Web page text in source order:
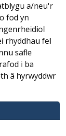
a/neu'r
fod yn
rhyddhau fel
safle
i ba
â hyrwyddwr